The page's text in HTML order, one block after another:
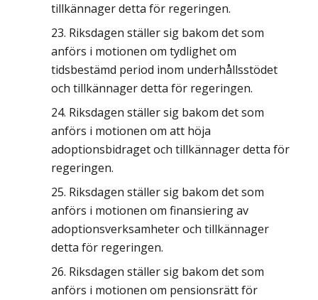
tillkännager detta för regeringen.
Riksdagen ställer sig bakom det som
anförs i motionen om tydlighet om
tidsbestämd period inom underhållsstödet
och tillkännager detta för regeringen.
Riksdagen ställer sig bakom det som
anförs i motionen om att höja
adoptionsbidraget och tillkännager detta för
regeringen.
Riksdagen ställer sig bakom det som
anförs i motionen om finansiering av
adoptionsverksamheter och tillkännager
detta för regeringen.
Riksdagen ställer sig bakom det som
anförs i motionen om pensionsrätt för